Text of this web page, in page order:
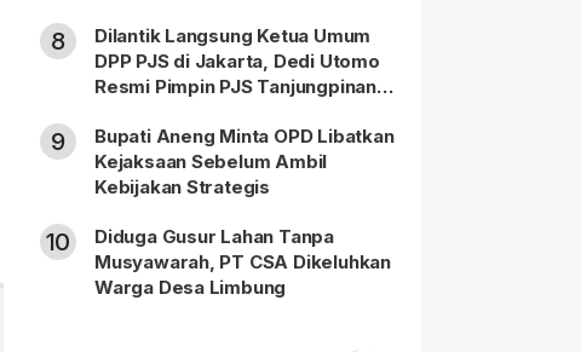
8
Dilantik Langsung Ketua Umum
DPP PJS di Jakarta, Dedi Utomo
Resmi Pimpin PJS Tanjungpinang-
9
Bupati Aneng Minta OPD Libatkan
Kejaksaan Sebelum Ambil
Kebijakan Strategis
10
Diduga Gusur Lahan Tanpa
Musyawarah, PT CSA Dikeluhkan
Warga Desa Limbung